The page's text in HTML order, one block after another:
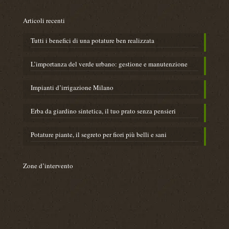
s
s
o
Articoli recenti
Tutti i benefici di una potature ben realizzata
L’importanza del verde urbano: gestione e manutenzione
​Impianti d’irrigazione Milano
Erba da giardino sintetica, il tuo prato senza pensieri
Potature piante, il segreto per fiori più belli e sani
Zone d’intervento